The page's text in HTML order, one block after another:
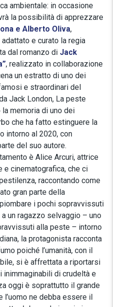
ambientale: in occasione
la possibilità di apprezzare
e Alberto Oliva,
e curato la regia
dal romanzo di Jack
, realizzato in collaborazione
un estratto di uno dei
e straordinari del
Jack London, La peste
memoria di uno dei
che ha fatto estinguere la
intorno al 2020, con
del suo autore.
è Alice Arcuri, attrice
e cinematografica, che ci
raccontando come
gran parte della
i pochi sopravvissuti
un ragazzo selvaggio – uno
alla peste – intorno
la protagonista racconta
poiché l’umanità, con il
si è affrettata a riportarsi
di crudeltà e
oggi è soprattutto il grande
l’uomo ne debba essere il